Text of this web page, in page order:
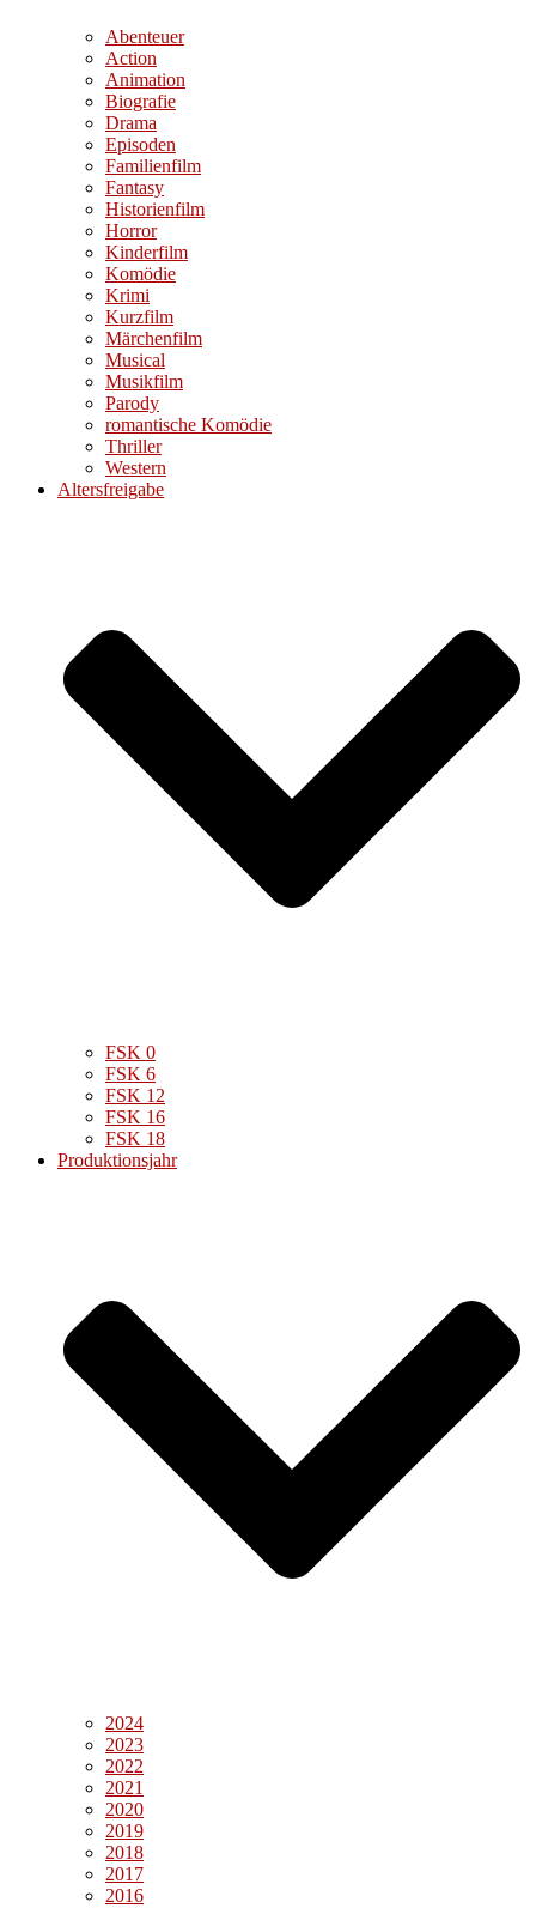
Abenteuer
Action
Animation
Biografie
Drama
Episoden
Familienfilm
Fantasy
Historienfilm
Horror
Kinderfilm
Komödie
Krimi
Kurzfilm
Märchenfilm
Musical
Musikfilm
Parody
romantische Komödie
Thriller
Western
Altersfreigabe
FSK 0
FSK 6
FSK 12
FSK 16
FSK 18
Produktionsjahr
2024
2023
2022
2021
2020
2019
2018
2017
2016